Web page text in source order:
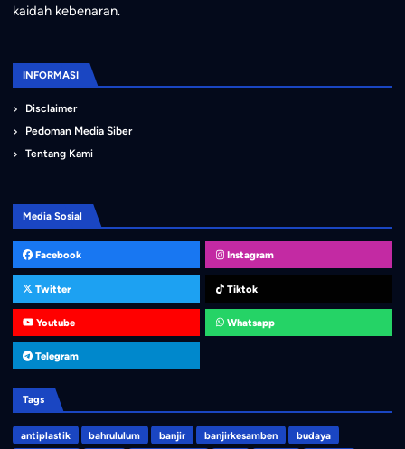
kaidah kebenaran.
INFORMASI
Disclaimer
Pedoman Media Siber
Tentang Kami
Media Sosial
Facebook Instagram
Twitter Tiktok
Youtube Whatsapp
Telegram
Tags
antiplastik bahrululum banjir banjirkesamben budaya